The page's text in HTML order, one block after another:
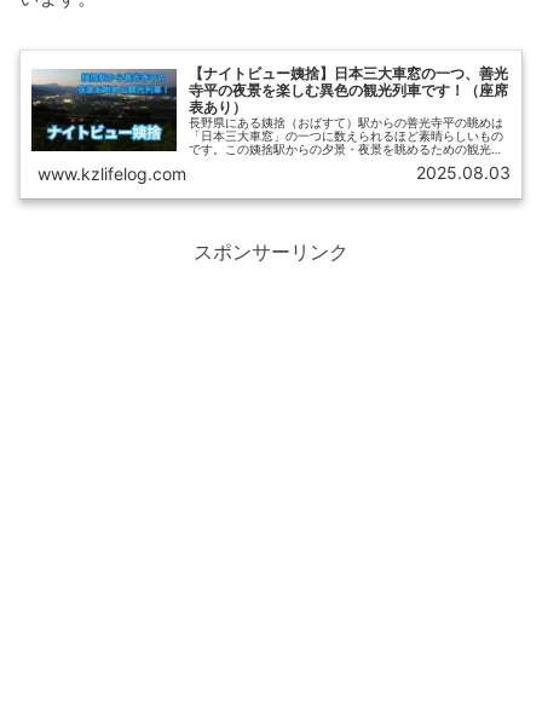
【ナイトビュー姨捨】日本三大車窓の一つ、善光
寺平の夜景を楽しむ異色の観光列車です！（座席
表あり）
長野県にある姨捨（おばすて）駅からの善光寺平の眺めは
「日本三大車窓」の一つに数えられるほど素晴らしいもの
です。この姨捨駅からの夕景・夜景を眺めるための観光列
車が「ナイトビュー姨捨」です。今回、「ナイトビュー姨
捨」に乗車してきましたので、その様子を詳しくご紹介し
www.kzlifelog.com 2025.08.03
スポンサーリンク